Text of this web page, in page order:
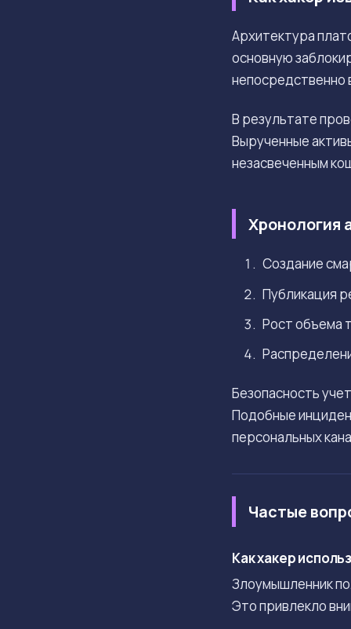
Архитектура
основную
непосредственно
В результате
Вырученные
незасвеченным
Хронология
Создание
Публикация
Рост объема
Безопасность
Подобные
персональных
Частые
Как хакер
Злоумышленник
Это привлекло